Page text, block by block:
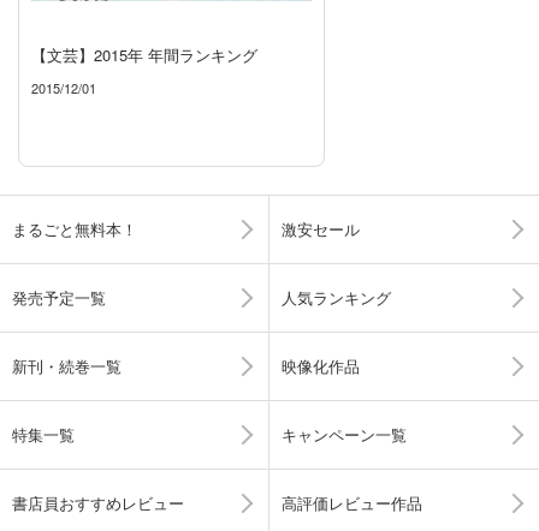
【文芸】2015年 年間ランキング
2015/12/01
まるごと無料本！ 激安セール
発売予定一覧 人気ランキング
新刊・続巻一覧 映像化作品
特集一覧 キャンペーン一覧
書店員おすすめレビュー 高評価レビュー作品